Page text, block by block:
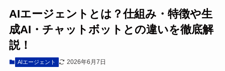
AIエージェントとは？仕組み・特徴や生
成AI・チャットボットとの違いを徹底解
説！
AIエージェント 2026年6月7日